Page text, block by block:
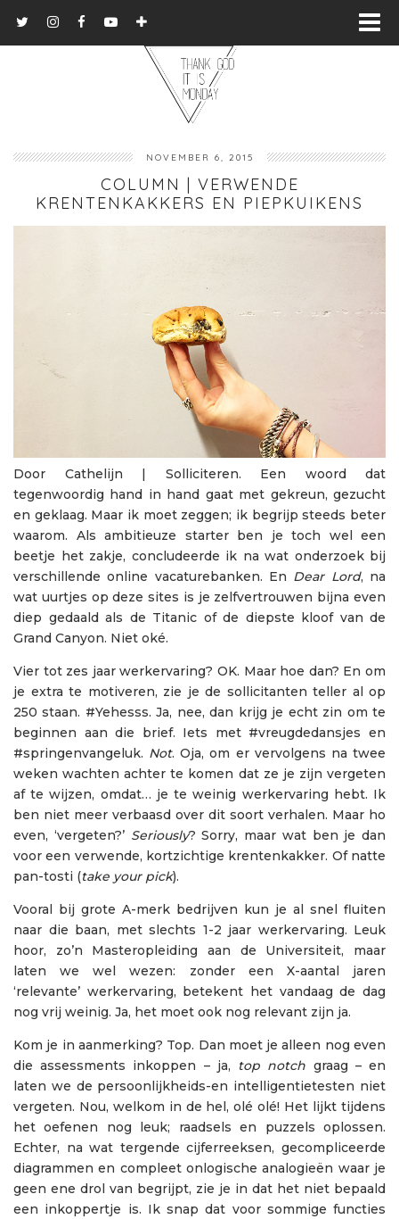
NOVEMBER 6, 2015
COLUMN | VERWENDE
KRENTENKAKKERS EN PIEPKUIKENS
Door Cathelijn | Solliciteren. Een woord dat
tegenwoordig hand in hand gaat met gekreun, gezucht
en geklaag. Maar ik moet zeggen; ik begrijp steeds beter
waarom. Als ambitieuze starter ben je toch wel een
beetje het zakje, concludeerde ik na wat onderzoek bij
verschillende online vacaturebanken. En Dear Lord, na
wat uurtjes op deze sites is je zelfvertrouwen bijna even
diep gedaald als de Titanic of de diepste kloof van de
Grand Canyon. Niet oké.
Vier tot zes jaar werkervaring? OK. Maar hoe dan? En om
je extra te motiveren, zie je de sollicitanten teller al op
250 staan. #Yehesss. Ja, nee, dan krijg je echt zin om te
beginnen aan die brief. Iets met #vreugdedansjes en
#springenvangeluk. Not. Oja, om er vervolgens na twee
weken wachten achter te komen dat ze je zijn vergeten
af te wijzen, omdat… je te weinig werkervaring hebt. Ik
ben niet meer verbaasd over dit soort verhalen. Maar ho
even, ‘vergeten?’ Seriously? Sorry, maar wat ben je dan
voor een verwende, kortzichtige krentenkakker. Of natte
pan-tosti (take your pick).
Vooral bij grote A-merk bedrijven kun je al snel fluiten
naar die baan, met slechts 1-2 jaar werkervaring. Leuk
hoor, zo’n Masteropleiding aan de Universiteit, maar
laten we wel wezen: zonder een X-aantal jaren
‘relevante’ werkervaring, betekent het vandaag de dag
nog vrij weinig. Ja, het moet ook nog relevant zijn ja.
Kom je in aanmerking? Top. Dan moet je alleen nog even
die assessments inkoppen – ja,
top notch graag – en
laten we de persoonlijkheids-en intelligentietesten niet
vergeten. Nou, welkom in de hel, olé olé! Het lijkt tijdens
het oefenen nog leuk; raadsels en puzzels oplossen.
Echter, na wat tergende cijferreeksen, gecompliceerde
diagrammen en compleet onlogische analogieën waar je
geen ene drol van begrijpt, zie je in dat het niet bepaald
een inkoppertje is. Ik snap dat voor sommige functies